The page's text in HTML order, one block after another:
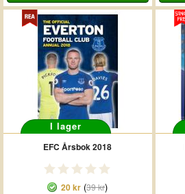
I lager
EFC Årsbok 2018
20 kr (39 kr)